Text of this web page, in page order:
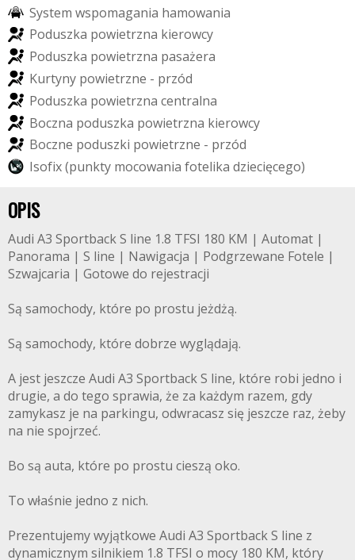
System wspomagania hamowania
Poduszka powietrzna kierowcy
Poduszka powietrzna pasażera
Kurtyny powietrzne - przód
Poduszka powietrzna centralna
Boczna poduszka powietrzna kierowcy
Boczne poduszki powietrzne - przód
Isofix(punkty mocowania fotelika dziecięcego)
OPIS
Audi A3 Sportback S line 1.8 TFSI 180 KM | Automat |
Panorama | S line | Nawigacja | Podgrzewane Fotele |
Szwajcaria | Gotowe do rejestracji
Są samochody, które po prostu jeżdżą.
Są samochody, które dobrze wyglądają.
A jest jeszcze Audi A3 Sportback S line, które robi jedno i
drugie, a do tego sprawia, że za każdym razem, gdy
zamykasz je na parkingu, odwracasz się jeszcze raz, żeby
na nie spojrzeć.
Bo są auta, które po prostu cieszą oko.
To właśnie jedno z nich.
Prezentujemy wyjątkowe Audi A3 Sportback S line z
dynamicznym silnikiem 1.8 TFSI o mocy 180 KM, który